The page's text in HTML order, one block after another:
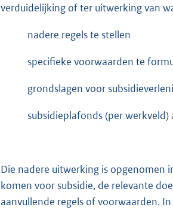
verduidelijking of ter uitwerking van
nadere regels te stellen
specifieke voorwaarden te
grondslagen voor
subsidieplafonds (per werkveld)
Die nadere uitwerking is opgenomen
komen voor subsidie, de relevante
aanvullende regels of voorwaarden.